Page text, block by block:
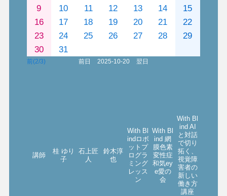
9
10 11 12 13 14
15
16
17 18 19 20 21
22
23
24 25 26 27 28
29
30
31
前(2/3) 前日 2025-10-20 翌日
講師
桂 ゆり
子
石上匠
人
鈴木淳
也
With Bl
indロボ
ットプ
ログラ
ミング
レッス
ン
With Bl
ind 網
膜色素
変性症
和気ey
e愛の
会
With Bl
ind AI
と対話
で切り
拓く、
視覚障
害者の
新しい
働き方
講座